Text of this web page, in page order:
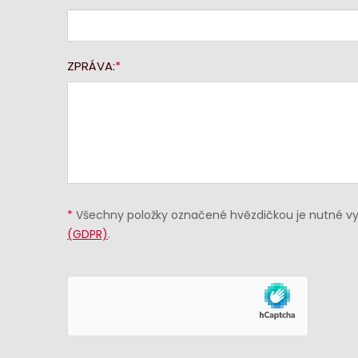
ZPRÁVA:
* Všechny položky označené hvězdičkou je nutné
(GDPR).